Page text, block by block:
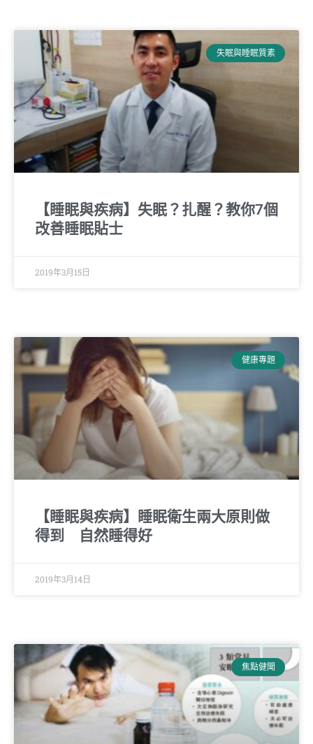
失眠與睡眠質素
【睡眠與疾病】失眠？扎醒？教你7個
改善睡眠貼士
2019年3月15日
健康專題
【睡眠與疾病】睡眠衛生兩大原則做
得到 自然睡得好
2019年3月14日
焦點健聞